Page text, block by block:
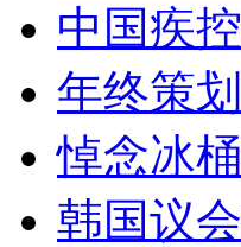
中国疾
年终策
悼念冰
韩国议